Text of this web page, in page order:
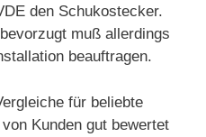
den Schukostecker.
muß allerdings
beauftragen.
für beliebte
Kunden gut bewertet